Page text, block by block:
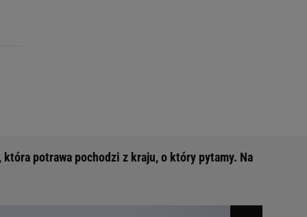
która potrawa pochodzi z kraju, o który pytamy. Na